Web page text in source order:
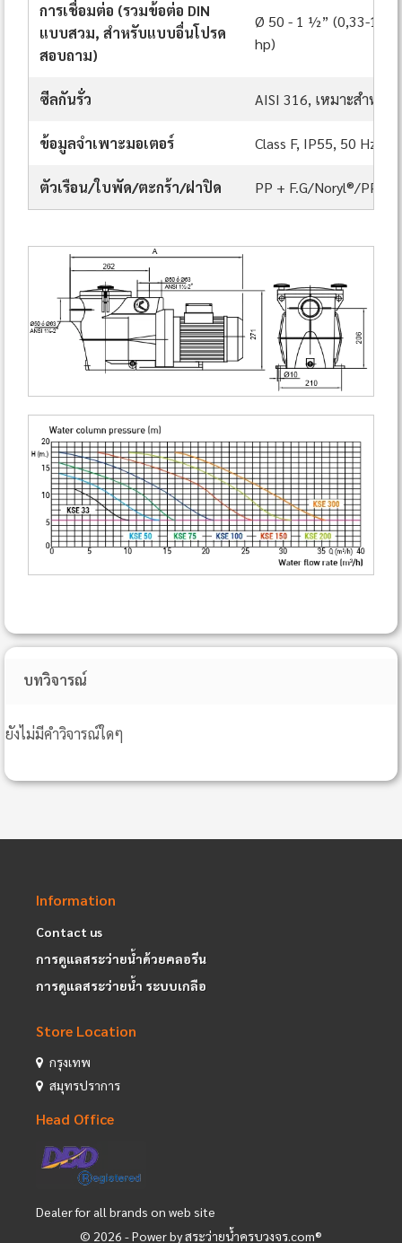
การเชื่อมต่อ (รวมข้อต่อ DIN
แบบสวม, สำหรับแบบอื่นโปรด
สอบถาม)
Ø 50 - 1 ½” (0,33-1
hp)
ซีลกันรั่ว AISI 316, เหมาะสำหรับ
ข้อมูลจำเพาะมอเตอร์ Class F, IP55, 50 Hz
ตัวเรือน/ใบพัด/ตะกร้า/ฝาปิด PP + F.G/Noryl®/PP/
บทวิจารณ์
ยังไม่มีคำวิจารณ์ใดๆ
Information
Contact us
การดูแลสระว่ายน้ำด้วยคลอรีน
การดูแลสระว่ายน้ำ ระบบเกลือ
Store Location
กรุงเทพ
สมุทรปราการ
Head Office
Dealer for all brands on web site
© 2026 - Power by สระว่ายน้ำครบวงจร.com®